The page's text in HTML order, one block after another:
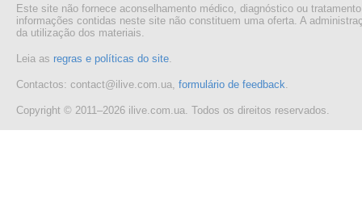
Este site não fornece aconselhamento médico, diagnóstico ou
informações contidas neste site não constituem uma oferta. A
da utilização dos materiais.
Leia as regras e políticas do site
Contactos: contact@ilive.com.ua, formulário de feedback
Copyright © 2011–2026 ilive.com.ua. Todos os direitos reservados.